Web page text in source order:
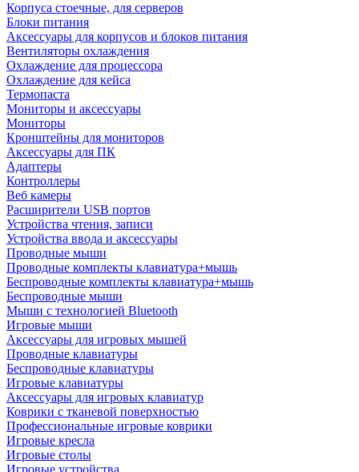
Корпуса стоечные, для серверов
Блоки питания
Аксессуары для корпусов и блоков питания
Вентиляторы охлаждения
Охлаждение для процессора
Охлаждение для кейса
Термопаста
Мониторы и аксессуары
Мониторы
Кронштейны для мониторов
Аксессуары для ПК
Адаптеры
Контроллеры
Веб камеры
Расширители USB портов
Устройства чтения, записи
Устройства ввода и аксессуары
Проводные мыши
Проводные комплекты клавиатура+мышь
Беспроводные комплекты клавиатура+мышь
Беспроводные мыши
Мыши с технологией Bluetooth
Игровые мыши
Аксессуары для игровых мышей
Проводные клавиатуры
Беспроводные клавиатуры
Игровые клавиатуры
Аксессуары для игровых клавиатур
Коврики с тканевой поверхностью
Профессиональные игровые коврики
Игровые кресла
Игровые столы
Игровые устройства